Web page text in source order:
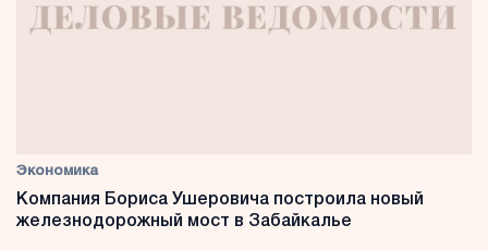
Экономика
Компания Бориса Ушеровича построила новый
железнодорожный мост в Забайкалье